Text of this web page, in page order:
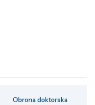
Obrona doktorska